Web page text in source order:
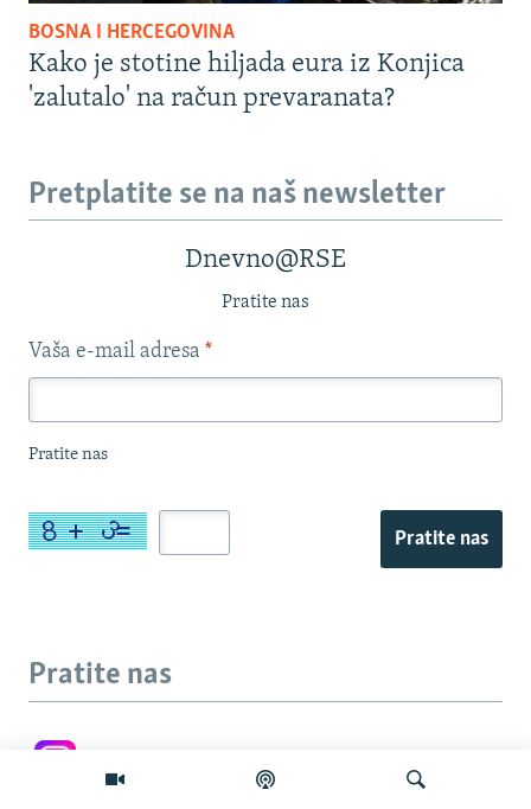
BOSNA I HERCEGOVINA
Kako je stotine hiljada eura iz Konjica
'zalutalo' na račun prevaranata?
Pretplatite se na naš newsletter
Dnevno@RSE
Pratite nas
Vaša e-mail adresa *
Pratite nas
Pratite nas
Pratite nas